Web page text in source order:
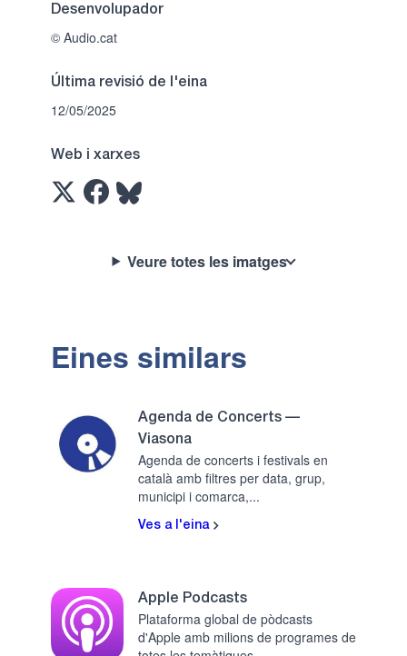
Desenvolupador
© Audio.cat
Última revisió de l'eina
12/05/2025
Web i xarxes
Veure totes les imatges
Eines similars
Agenda de Concerts —
Viasona
Agenda de concerts i festivals en
català amb filtres per data, grup,
municipi i comarca,...
Ves a l'eina
Apple Podcasts
Plataforma global de pòdcasts
d'Apple amb milions de programes de